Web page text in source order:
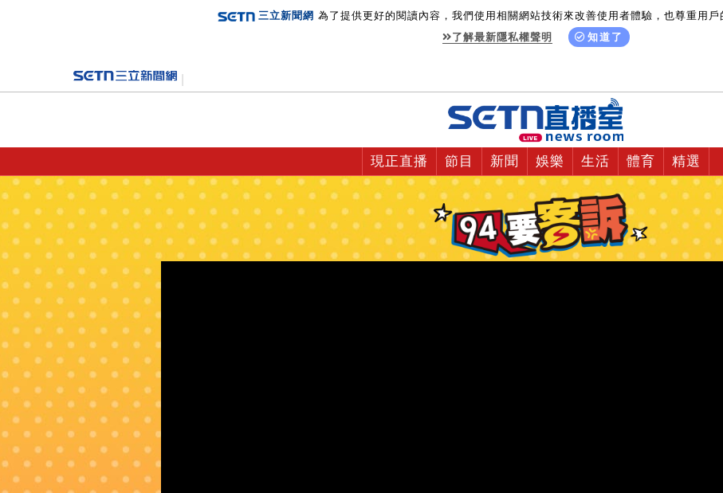
三立新聞網 為了提供更好的閱讀內容，我們使用相關網站技術來改善使用者體驗，也尊重用戶
了解最新隱私權聲明
知道了
現正直播 節目 新聞 娛樂 生活 體育 精選